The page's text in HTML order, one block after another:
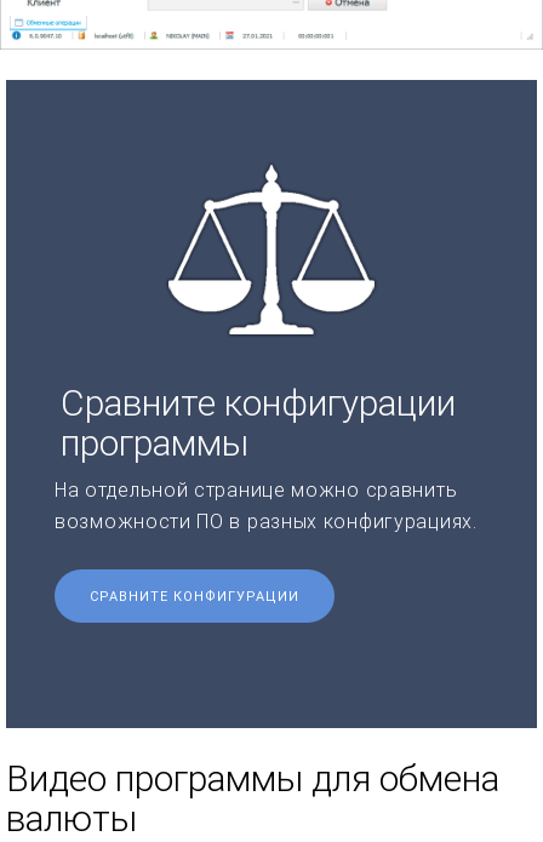
Сравните конфигурации
программы
На отдельной странице можно сравнить
возможности ПО в разных конфигурациях.
СРАВНИТЕ КОНФИГУРАЦИИ
Видео программы для обмена
валюты